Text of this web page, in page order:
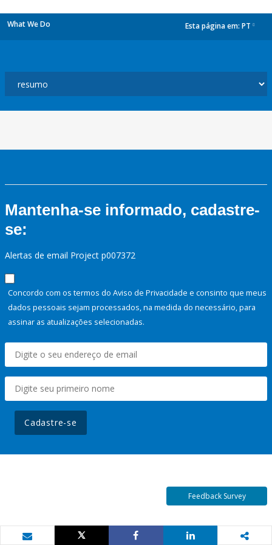
What We Do Esta página em: PT
Mantenha-se informado, cadastre-
se:
Alertas de email Project p007372
Concordo com os termos do Aviso de Privacidade e consinto que meus
dados pessoais sejam processados, na medida do necessário, para
assinar as atualizações selecionadas.
Cadastre-se
Feedback Survey